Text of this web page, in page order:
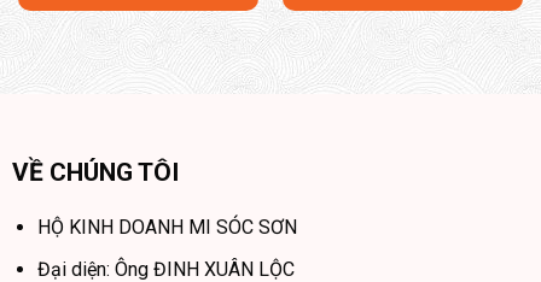
VỀ CHÚNG TÔI
HỘ KINH DOANH MI SÓC SƠN
Đại diện: Ông ĐINH XUÂN LỘC